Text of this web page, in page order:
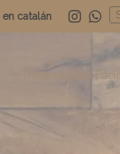
catalán
Tratamientos